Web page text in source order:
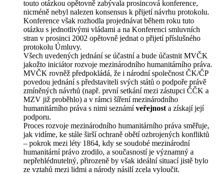
touto otázkou opětovně zabývala prosincová konference,
nicméně nebyl nalezen konsensus k přijetí návrhu protokolu.
Konference však rozhodla projednávat během roku tuto
otázku s jednotlivými vládami a na Konferenci smluvních
stran v prosinci 2002 opětovně jednat o přijetí příslušného
protokolu Úmluvy.
Všech uvedených jednání se účastní a bude účastnit MVČK
jakožto iniciátor rozvoje mezinárodního humanitárního práva.
MVČK rovněž předpokládá, že i národní společnost ČK/ČP
povedou jednání s představiteli svých států o podpoře právě
zmíněných návrhů (např. první setkání mezi zástupci ČČK a
MZV již proběhlo) a v rámci šíření mezinárodního
humanitárního práva s nimi seznámíveřejnost a získají její
podporu.
Proces rozvoje mezinárodního humanitárního práva směřuje,
jak vidíme, ke stále širší ochraně obětí ozbrojených konfliktů
– pokrok mezi léty 1864, kdy se soudobé mezinárodní
humanitární právo zrodilo, a současností je významný a
nepřehlédnutelný, přirozeně by však ideální situací jistě bylo
ze vztahů mezi lidmi a národy násilí zcela vyloučit.